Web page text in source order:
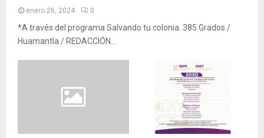
enero 26, 2024 0
*A través del programa Salvando tu colonia. 385 Grados /
Huamantla / REDACCIÓN...